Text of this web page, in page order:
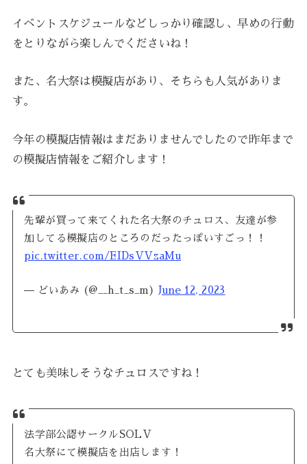
イベントスケジュールなどしっかり確認し、早めの行動
をとりながら楽しんでくださいね！
また、名大祭は模擬店があり、そちらも人気がありま
す。
今年の模擬店情報はまだありませんでしたので昨年まで
の模擬店情報をご紹介します！
先輩が買って来てくれた名大祭のチュロス、友達が参
加してる模擬店のところのだったっぽいすごっ！！
pic.twitter.com/EIDsVVzaMu
— どいあみ (@__h_t_s_m) June 12, 2023
とても美味しそうなチュロスですね！
法学部公認サークルSOLV
名大祭にて模擬店を出店します！